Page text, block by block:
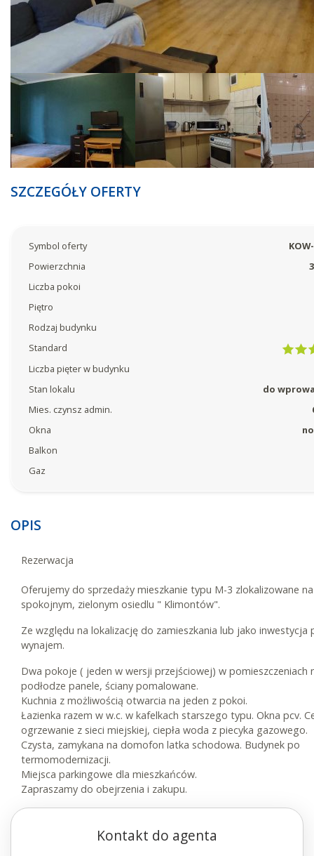
Kontakt do agenta
SZCZEGÓŁY OFERTY
Symbol oferty
Powierzchnia
Liczba pokoi
Piętro
Rodzaj budynku
Standard
Liczba pięter w budynku
Stan lokalu
do
Mies. czynsz admin.
Okna
Balkon
Gaz
OPIS
Rezerwacja
Oferujemy do sprzedaży mieszkanie typu M-3 zlokalizowane na
spokojnym, zielonym osiedlu " Klimontów".
Ze względu na lokalizację do zamieszkania lub jako inwestycja
wynajem.
Dwa pokoje ( jeden w wersji przejściowej) w pomieszczeniach
podłodze panele, ściany pomalowane.
Kuchnia z możliwością otwarcia na jeden z pokoi.
Łazienka razem w w.c. w kafelkach starszego typu. Okna pcv.
ogrzewanie z sieci miejskiej, ciepła woda z piecyka gazowego.
Czysta, zamykana na domofon latka schodowa. Budynek po
termomodernizacji.
Miejsca parkingowe dla mieszkańców.
Zapraszamy do obejrzenia i zakupu.